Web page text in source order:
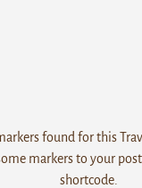
found for this
markers to your
shortcode.